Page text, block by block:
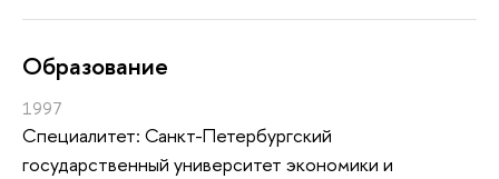
Oбразование
1997
Специалитет: Санкт-Петербургский
государственный университет экономики и